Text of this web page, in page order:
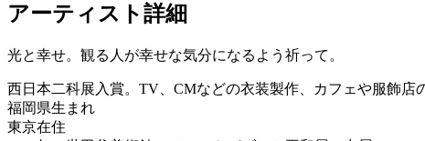
アーティスト詳細
光と幸せ。観る人が幸せな気分になるよう祈って。
西日本二科展入賞。TV、CMなどの衣装製作、カフェや服飾店
福岡県生まれ
東京在住